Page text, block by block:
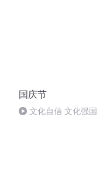
国庆节
文化自信 文化强国